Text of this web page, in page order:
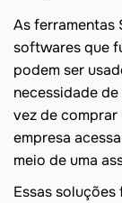
As ferramentas
softwares que
podem ser
necessidade
vez de
empresa
meio de uma
Essas